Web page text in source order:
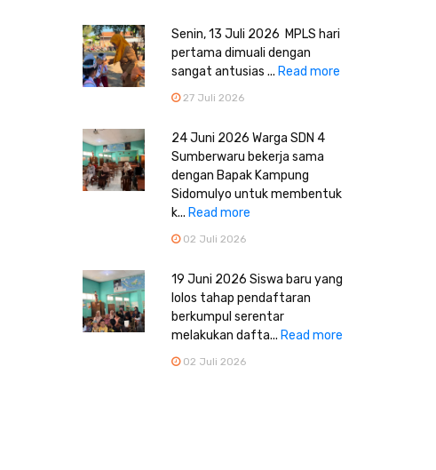
Senin, 13 Juli 2026 MPLS hari
pertama dimuali dengan
sangat antusias ... Read more
27 Juli 2026
24 Juni 2026 Warga SDN 4
Sumberwaru bekerja sama
dengan Bapak Kampung
Sidomulyo untuk membentuk
k... Read more
02 Juli 2026
19 Juni 2026 Siswa baru yang
lolos tahap pendaftaran
berkumpul serentar
melakukan dafta... Read more
02 Juli 2026